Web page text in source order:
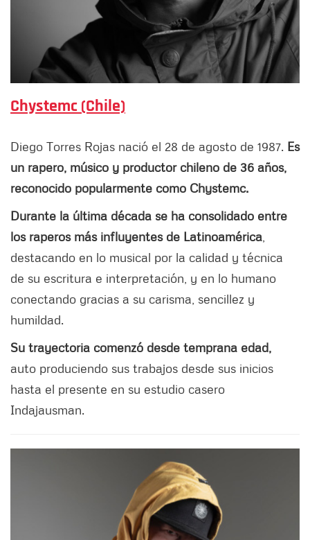
Chystemc (Chile)
Diego Torres Rojas nació el 28 de agosto de 1987. Es
un rapero, músico y productor chileno de 36 años,
reconocido popularmente como Chystemc.
Durante la última década se ha consolidado entre
los raperos más influyentes de Latinoamérica
destacando en lo musical por la calidad y técnica
de su escritura e interpretación, y en lo humano
conectando gracias a su carisma, sencillez y
humildad.
Su trayectoria comenzó desde temprana edad,
auto produciendo sus trabajos desde sus inicios
hasta el presente en su estudio casero
Indajausman.